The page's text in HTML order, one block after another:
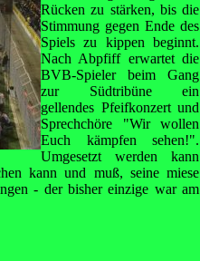
Rücken zu stärken, bis die
Stimmung gegen Ende des
Spiels zu kippen beginnt.
Nach Abpfiff erwartet die
BVB-Spieler beim Gang
zur Südtribüne ein
gellendes Pfeifkonzert und
Sprechchöre "Wir wollen
Euch kämpfen sehen!".
Umgesetzt werden kann
kann und muß, seine miese
- der bisher einzige war am